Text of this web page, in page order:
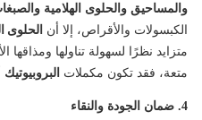
والمساحيق والحلوى الهلامية
الكبسولات والأقراص، إلا أن الحلوى
متزايد نظرًا لسهولة تناولها
متعة، فقد تكون مكملات البروبيوتيك
4. ضمان الجودة والنقاء